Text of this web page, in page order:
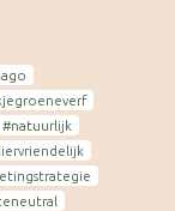
#natuurlijk